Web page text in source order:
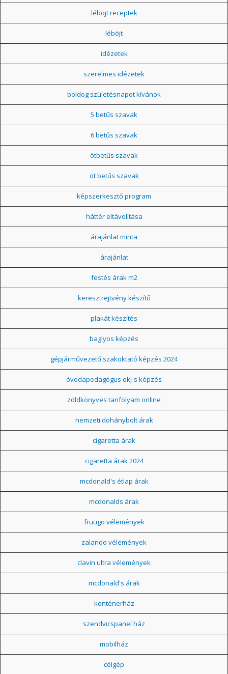
léböjt receptek
léböjt
idézetek
szerelmes idézetek
boldog születésnapot kívánok
5 betűs szavak
6 betűs szavak
ötbetűs szavak
öt betűs szavak
képszerkesztő program
háttér eltávolítása
árajánlat minta
árajánlat
festés árak m2
keresztrejtvény készítő
plakát készítés
baglyos képzés
gépjárművezető szakoktató képzés 2024
óvodapedagógus okj-s képzés
zöldkönyves tanfolyam online
nemzeti dohánybolt árak
cigaretta árak
cigaretta árak 2024
mcdonald's étlap árak
mcdonalds árak
fruugo vélemények
zalando vélemények
clavin ultra vélemények
mcdonald's árak
konténerház
szendvicspanel ház
mobilház
célgép